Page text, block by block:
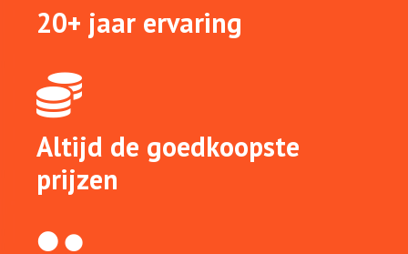
20+ jaar ervaring
Altijd de goedkoopste
prijzen